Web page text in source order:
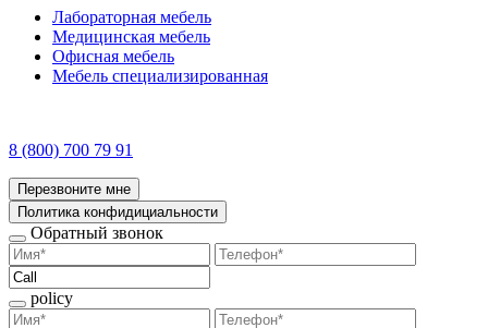
Лабораторная мебель
Медицинская мебель
Офисная мебель
Мебель специализированная
8 (800) 700 79 91
Перезвоните мне
Политика конфидициальности
Обратный звонок
policy